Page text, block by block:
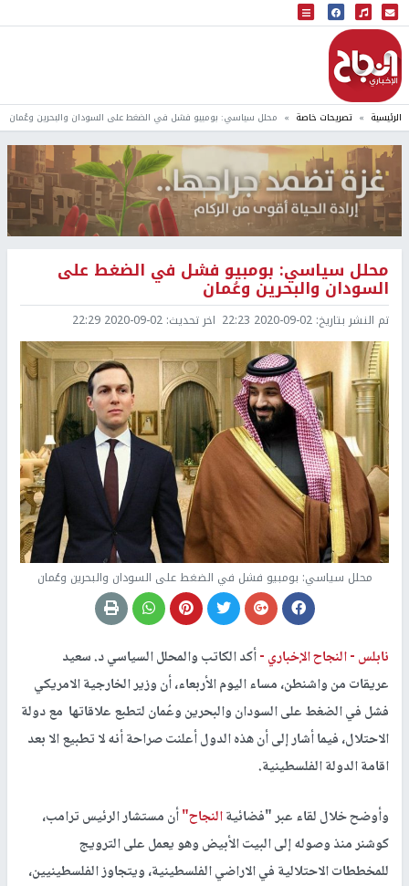
البث المباشر
إذاعة النجاح
الرئيسية تصريحات خاصة محلل سياسي: بومبيو فشل في الضغط على السودان والبحرين وعُمان
محلل سياسي: بومبيو فشل في الضغط على
السودان والبحرين وعُمان
تم النشر بتاريخ: 2020-09-02 22:23 اخر تحديث: 2020-09-02 22:29
محلل سياسي: بومبيو فشل في الضغط على السودان والبحرين وعُمان
نابلس -النجاح الإخباري -أكد الكاتب والمحلل السياسي د. سعيد
عريقات من واشنطن، مساء اليوم الأربعاء، أن وزير الخارجية الامريكي
فشل في الضغط على السودان والبحرين وعُمان لتطبع علاقاتها مع دولة
الاحتلال، فيما أشار إلى أن هذه الدول أعلنت صراحة أنه لا تطبيع الا بعد
اقامة الدولة الفلسطينية.
وأوضح خلال لقاء عبر "فضائيةالنجاح"أن مستشار الرئيس ترامب،
كوشنر منذ وصوله إلى البيت الأبيض وهو يعمل على الترويج
للمخططات الاحتلالية في الاراضي الفلسطينية، ويتجاوز الفلسطينيين،